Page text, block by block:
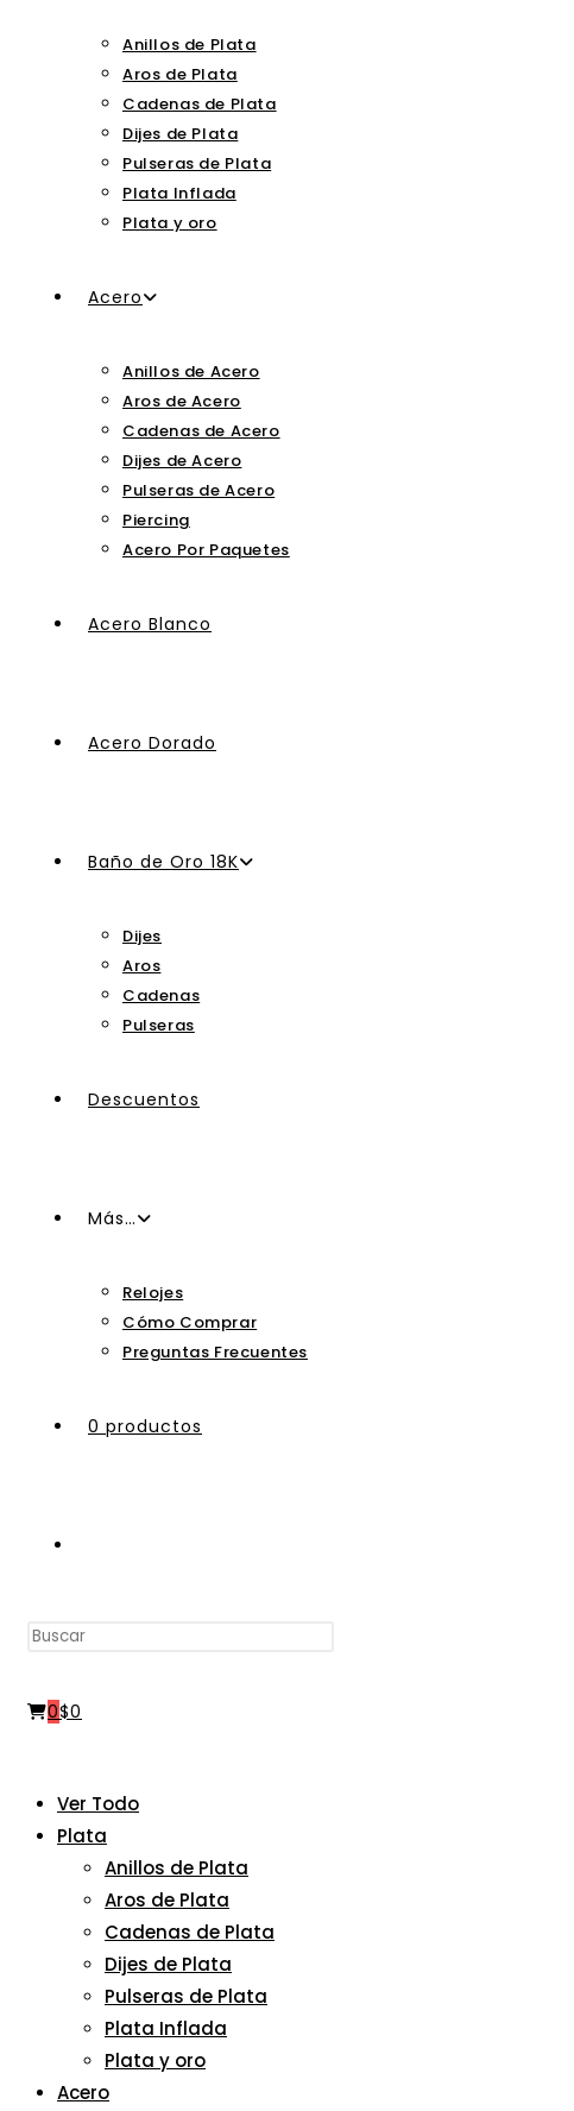
Anillos de Plata
Aros de Plata
Cadenas de Plata
Dijes de Plata
Pulseras de Plata
Plata Inflada
Plata y oro
Acero
Anillos de Acero
Aros de Acero
Cadenas de Acero
Dijes de Acero
Pulseras de Acero
Piercing
Acero Por Paquetes
Acero Blanco
Acero Dorado
Baño de Oro 18K
Dijes
Aros
Cadenas
Pulseras
Descuentos
Más…
Relojes
Cómo Comprar
Preguntas Frecuentes
0 productos
la
web
0$0
Ver Todo
Plata
Anillos de Plata
Aros de Plata
Cadenas de Plata
Dijes de Plata
Pulseras de Plata
Plata Inflada
Plata y oro
Acero